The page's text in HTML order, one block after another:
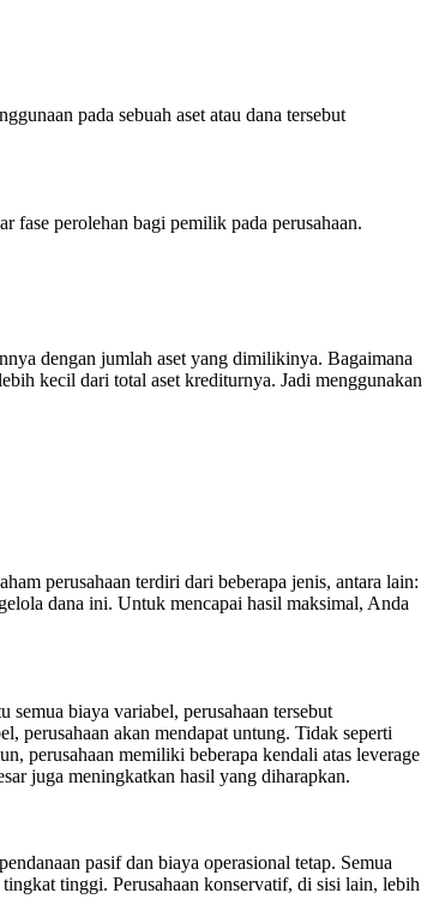
pada sebuah aset atau dana tersebut
fase perolehan bagi pemilik pada perusahaan.
dengan jumlah aset yang dimilikinya. Bagaimana
kecil dari total aset krediturnya. Jadi menggunakan
perusahaan terdiri dari beberapa jenis, antara lain:
dana ini. Untuk mencapai hasil maksimal, Anda
semua biaya variabel, perusahaan tersebut
perusahaan akan mendapat untung. Tidak seperti
perusahaan memiliki beberapa kendali atas leverage
juga meningkatkan hasil yang diharapkan.
pasif dan biaya operasional tetap. Semua
tinggi. Perusahaan konservatif, di sisi lain, lebih